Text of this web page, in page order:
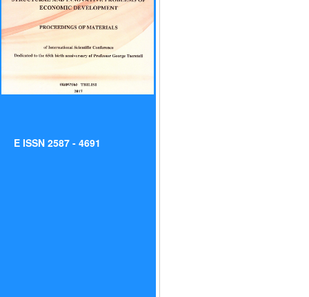
E ISSN 2587 - 4691